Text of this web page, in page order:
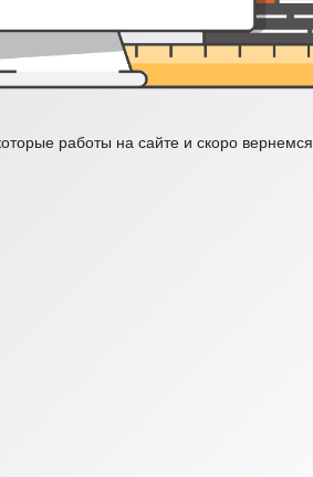
работы на сайте и скоро вернемся.